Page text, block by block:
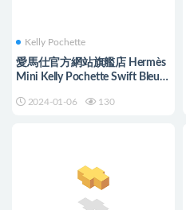
Kelly Pochette
愛馬仕官方網站旗艦店 Hermès
Mini Kelly Pochette Swift Bleu
2024-01-06 130